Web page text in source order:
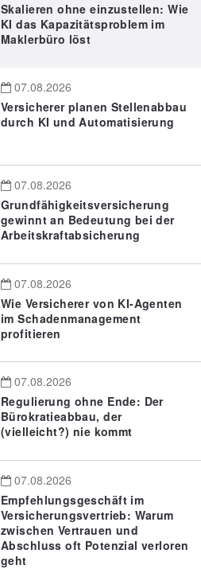
Skalieren ohne einzustellen: Wie
KI das Kapazitätsproblem im
Maklerbüro löst
07.08.2026
Versicherer planen Stellenabbau
durch KI und Automatisierung
07.08.2026
Grundfähigkeitsversicherung
gewinnt an Bedeutung bei der
Arbeitskraftabsicherung
07.08.2026
Wie Versicherer von KI-Agenten
im Schadenmanagement
profitieren
07.08.2026
Regulierung ohne Ende: Der
Bürokratieabbau, der
(vielleicht?) nie kommt
07.08.2026
Empfehlungsgeschäft im
Versicherungsvertrieb: Warum
zwischen Vertrauen und
Abschluss oft Potenzial verloren
geht